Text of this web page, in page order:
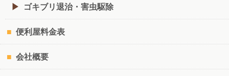
ゴキブリ退治・害虫駆除
便利屋料金表
会社概要